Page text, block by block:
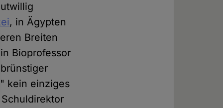
, in Ägypten
Breiten
Bioprofessor
kein einziges